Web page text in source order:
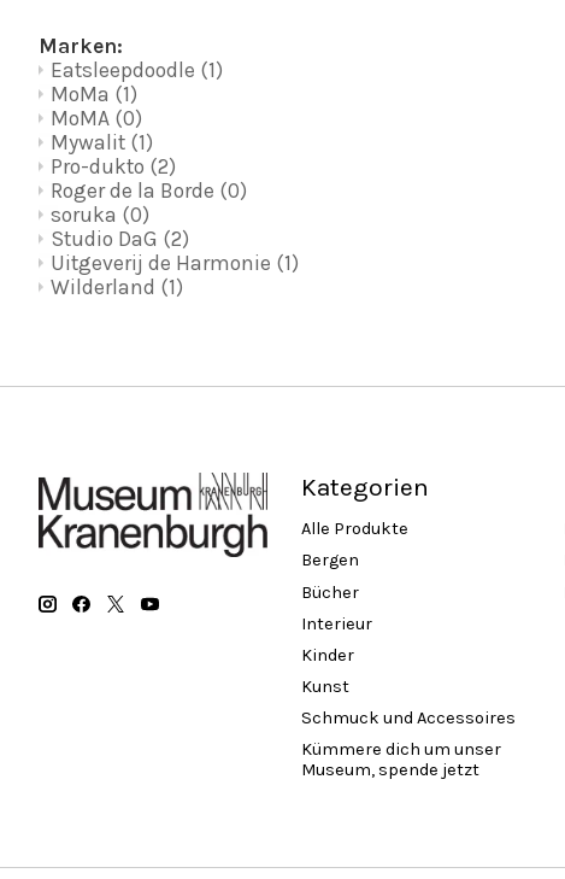
Marken:
Eatsleepdoodle (1)
MoMa (1)
MoMA (0)
Mywalit (1)
Pro-dukto (2)
Roger de la Borde (0)
soruka (0)
Studio DaG (2)
Uitgeverij de Harmonie (1)
Wilderland (1)
Kategorien
Alle Produkte
Bergen
Bücher
Interieur
Kinder
Kunst
Schmuck und Accessoires
Kümmere dich um unser
Museum, spende jetzt